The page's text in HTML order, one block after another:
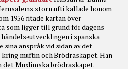
stormufti kallade honom
1956 ritade kartan över
som ligger till grund för dagens
i spanska
sina anspråk vid sidan av det
muftin och Brödraskapet. Han
det Muslimska brödraskapet.